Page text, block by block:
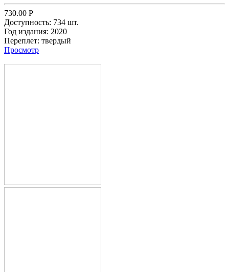
730.00 Р
Доступность: 734 шт.
Год издания: 2020
Переплет: твердый
Просмотр